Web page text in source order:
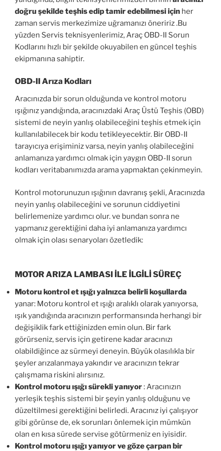
doğru şekilde teşhis edip tamir edebilmesi için her
zaman servis merkezimize uğramanızı öneririz .Bu
yüzden Servis teknisyenlerimiz, Araç OBD-II Sorun
Kodlarını hızlı bir şekilde okuyabilen en güncel teşhis
ekipmanına sahiptir.
OBD-II Arıza Kodları
Aracınızda bir sorun olduğunda ve kontrol motoru
ışığınız yandığında, aracınızdaki Araç Üstü Teşhis (OBD)
sistemi de neyin yanlış olabileceğini teşhis etmek için
kullanılabilecek bir kodu tetikleyecektir. Bir OBD-II
tarayıcıya erişiminiz varsa, neyin yanlış olabileceğini
anlamanıza yardımcı olmak için yaygın OBD-II sorun
kodları veritabanımızda arama yapmaktan çekinmeyin.
Kontrol motorunuzun ışığının davranış şekli, Aracınızda
neyin yanlış olabileceğini ve sorunun ciddiyetini
belirlemenize yardımcı olur. ve bundan sonra ne
yapmanız gerektiğini daha iyi anlamanıza yardımcı
olmak için olası senaryoları özetledik:
MOTOR ARIZA LAMBASI İLE İLGİLİ SÜREÇ
Motoru kontrol et ışığı yalnızca belirli koşullarda
yanar: Motoru kontrol et ışığı aralıklı olarak yanıyorsa,
ışık yandığında aracınızın performansında herhangi bir
değişiklik fark ettiğinizden emin olun. Bir fark
görürseniz, servis için getirene kadar aracınızı
olabildiğince az sürmeyi deneyin. Büyük olasılıkla bir
şeyler arızalanmaya yakındır ve aracınızın tekrar
çalışmama riskini alırsınız.
Kontrol motoru ışığı sürekli yanıyor: Aracınızın
yerleşik teşhis sistemi bir şeyin yanlış olduğunu ve
düzeltilmesi gerektiğini belirledi. Aracınız iyi çalışıyor
gibi görünse de, ek sorunları önlemek için mümkün
olan en kısa sürede servise götürmeniz en iyisidir.
Kontrol motoru ışığı yanıyor ve göze çarpan bir